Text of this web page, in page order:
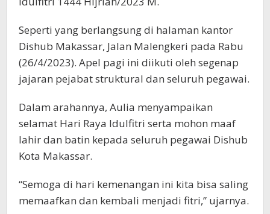
Seperti yang berlangsung di halaman kantor
Dishub Makassar, Jalan Malengkeri pada Rabu
(26/4/2023). Apel pagi ini diikuti oleh segenap
jajaran pejabat struktural dan seluruh pegawai.
Dalam arahannya, Aulia menyampaikan
selamat Hari Raya Idulfitri serta mohon maaf
lahir dan batin kepada seluruh pegawai Dishub
Kota Makassar.
“Semoga di hari kemenangan ini kita bisa saling
memaafkan dan kembali menjadi fitri,” ujarnya.